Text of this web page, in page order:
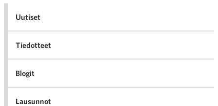
Uutiset
Tiedotteet
Blogit
Lausunnot